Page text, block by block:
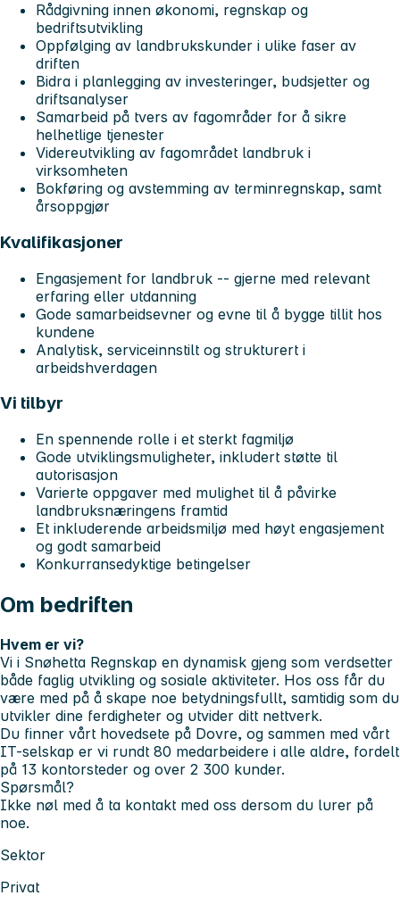
Rådgivning innen økonomi, regnskap og
bedriftsutvikling
Oppfølging av landbrukskunder i ulike faser av
driften
Bidra i planlegging av investeringer, budsjetter og
driftsanalyser
Samarbeid på tvers av fagområder for å sikre
helhetlige tjenester
Videreutvikling av fagområdet landbruk i
virksomheten
Bokføring og avstemming av terminregnskap, samt
årsoppgjør
Kvalifikasjoner
Engasjement for landbruk -- gjerne med relevant
erfaring eller utdanning
Gode samarbeidsevner og evne til å bygge tillit hos
kundene
Analytisk, serviceinnstilt og strukturert i
arbeidshverdagen
Vi tilbyr
En spennende rolle i et sterkt fagmiljø
Gode utviklingsmuligheter, inkludert støtte til
autorisasjon
Varierte oppgaver med mulighet til å påvirke
landbruksnæringens framtid
Et inkluderende arbeidsmiljø med høyt engasjement
og godt samarbeid
Konkurransedyktige betingelser
Om bedriften
Hvem er vi?
Vi i Snøhetta Regnskap en dynamisk gjeng som verdsetter
både faglig utvikling og sosiale aktiviteter. Hos oss får du
være med på å skape noe betydningsfullt, samtidig som du
utvikler dine ferdigheter og utvider ditt nettverk.
Du finner vårt hovedsete på Dovre, og sammen med vårt
IT-selskap er vi rundt 80 medarbeidere i alle aldre, fordelt
på 13 kontorsteder og over 2 300 kunder.
Spørsmål?
Ikke nøl med å ta kontakt med oss dersom du lurer på
noe.
Sektor
Privat